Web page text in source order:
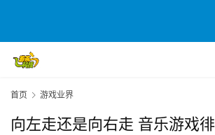
首页 游戏业界
向左走还是向右走 音乐游戏